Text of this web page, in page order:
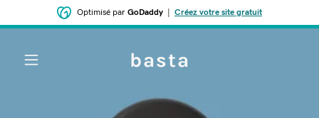
Optimisé par GoDaddy Créez votre site gratuit
basta